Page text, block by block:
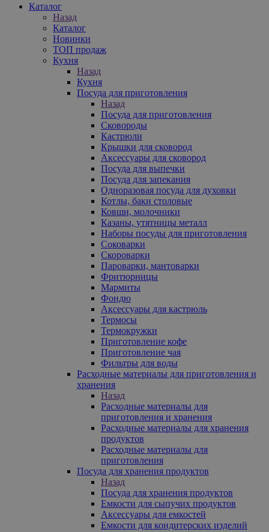
Каталог
Назад
Каталог
Новинки
ТОП продаж
Кухня
Назад
Кухня
Посуда для приготовления
Назад
Посуда для приготовления
Сковороды
Кастрюли
Крышки для сковород
Аксессуары для сковород
Посуда для выпечки
Посуда для запекания
Одноразовая посуда для духовки
Котлы, баки столовые
Ковши, молочники
Казаны, утятницы металл
Наборы посуды для приготовления
Соковарки
Скороварки
Пароварки, мантоварки
Фритюрницы
Мармиты
Фондю
Аксессуары для кастрюль
Термосы
Термокружки
Приготовление кофе
Приготовление чая
Фильтры для воды
Расходные материалы для приготовления и
хранения
Назад
Расходные материалы для
приготовления и хранения
Расходные материалы для хранения
продуктов
Расходные материалы для
приготовления
Посуда для хранения продуктов
Назад
Посуда для хранения продуктов
Емкости для сыпучих продуктов
Аксессуары для емкостей
Емкости для кондитерских изделий